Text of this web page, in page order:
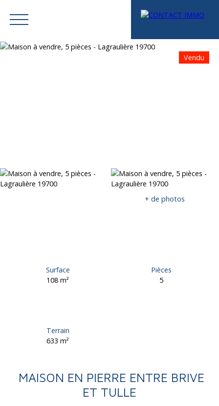
Mes favoris Espace vendeur Estimation
Vendu
+ de photos
Surface
108m²
Pièces
5
Terrain
633m²
MAISON EN PIERRE ENTRE BRIVE
ET TULLE